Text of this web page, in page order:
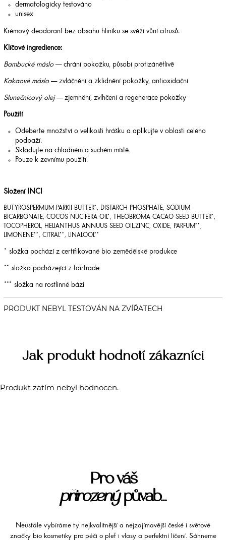
dermatologicky testováno
unisex
Krémový deodorant bez obsahu hliníku se svěží vůní citrusů.
Klíčové ingredience:
Bambucké máslo — chrání pokožku, působí protizánětlivě
Kakaové máslo — zvláčnění a zklidnění pokožky, antioxidační
Slunečnicový olej— zjemnění, zvlhčení a regenerace pokožky
Použití
Odeberte množství o velikosti hrášku a aplikujte v oblasti celého
podpaží.
Skladujte na chladném a suchém místě.
Pouze k zevnímu použití.
Složení INCI
BUTYROSPERMUM PARKII BUTTER*, DISTARCH PHOSPHATE, SODIUM
BICARBONATE, COCOS NUCIFERA OIL*, THEOBROMA CACAO SEED BUTTER*,
TOCOPHEROL, HELIANTHUS ANNUUS SEED OIL,ZINC, OXIDE, PARFUM**,
LIMONENE**, CITRAL**, LINALOOL**
* složka pochází z certifikované bio zemědělské produkce
** složka pocházející z fairtrade
*** složka na rostlinné bázi
Jak produkt hodnotí zákazníci
Produkt zatím nebyl hodnocen.
Pro váš
přirozenýpůvab...
Neustále vybíráme ty nejkvalitnější a nejzajímavější české i světové
značky bio kosmetiky pro péči o pleť i vlasy a perfektní líčení. Sáhneme